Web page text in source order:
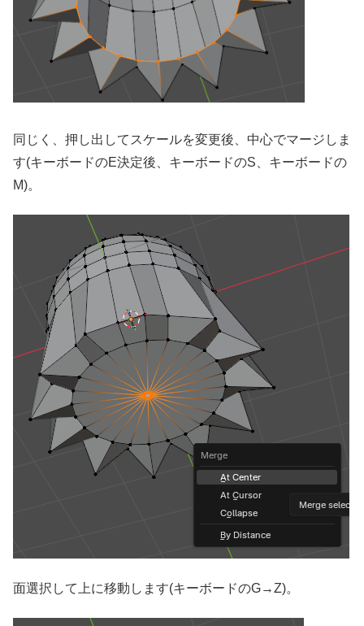
同じく、押し出してスケールを変更後、中心でマージしま
す(キーボードのE決定後、キーボードのS、キーボードの
M)。
面選択して上に移動します(キーボードのG→Z)。